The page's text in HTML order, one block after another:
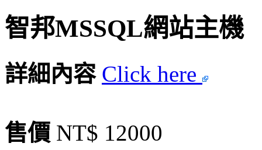
智邦MSSQL網站主機
詳細內容 Click here
售價 NT$ 12000